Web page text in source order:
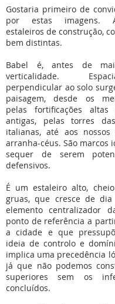
Gostaria primeiro de
por estas imagens.
estaleiros de construção,
bem distintas.
Babel é, antes de
verticalidade.
perpendicular ao solo
paisagem, desde os
pelas fortificações altas
antigas, pelas torres
italianas, até aos nossos
arranha-céus. São marcos
sequer de serem
defensivos.
É um estaleiro alto,
gruas, que cresce de
elemento centralizador
ponto de referência a
a cidade e que
ideia de controlo e
implica uma precedência
já que não podemos
superiores sem os
concluídos.